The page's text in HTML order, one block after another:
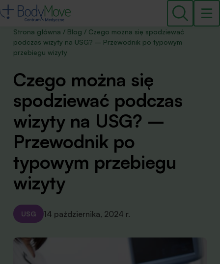
Strona główna / Blog / Czego można się spodziewać
podczas wizyty na USG? – Przewodnik po typowym
przebiegu wizyty
Czego można się
spodziewać podczas
wizyty na USG? –
Przewodnik po
typowym przebiegu
wizyty
USG 14 października, 2024 r.